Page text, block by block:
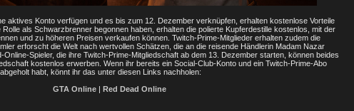
aktives Konto verfügen und es bis zum 12. Dezember verknüpfen, erhalten kostenlose Vorteile
Rolle als Schwarzbrenner begonnen haben, erhalten die polierte Kupferdestille kostenlos, mit der
und zu höheren Preisen verkaufen können. Twitch-Prime-Mitglieder erhalten zudem die
erforscht die Welt nach wertvollen Schätzen, die an die reisende Händlerin Madam Nazar
Spieler, die ihre Twitch-Prime-Mitgliedschaft ab dem 13. Dezember starten, können beides
kostenlos erwerben. Wenn ihr bereits ein Social-Club-Konto und ein Twitch-Prime-Abo
habt, könnt ihr das unter diesen Links nachholen:
GTA Online | Red Dead Online